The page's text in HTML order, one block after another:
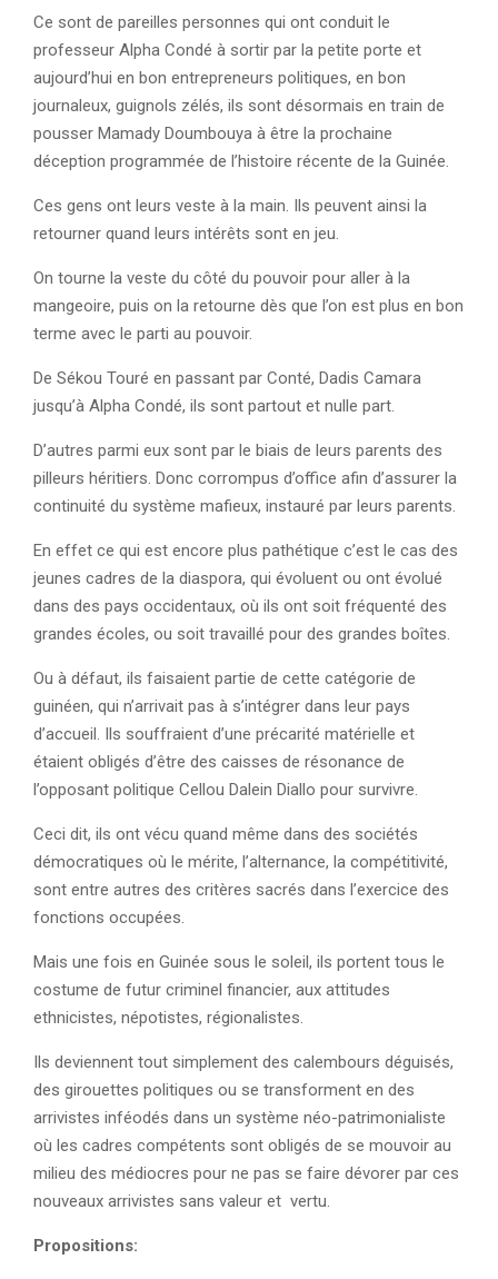
Ce sont de pareilles personnes qui ont conduit le
professeur Alpha Condé à sortir par la petite porte et
aujourd’hui en bon entrepreneurs politiques, en bon
journaleux, guignols zélés, ils sont désormais en train de
pousser Mamady Doumbouya à être la prochaine
déception programmée de l’histoire récente de la Guinée.
Ces gens ont leurs veste à la main. Ils peuvent ainsi la
retourner quand leurs intérêts sont en jeu.
On tourne la veste du côté du pouvoir pour aller à la
mangeoire, puis on la retourne dès que l’on est plus en bon
terme avec le parti au pouvoir.
De Sékou Touré en passant par Conté, Dadis Camara
jusqu’à Alpha Condé, ils sont partout et nulle part.
D’autres parmi eux sont par le biais de leurs parents des
pilleurs héritiers. Donc corrompus d’office afin d’assurer la
continuité du système mafieux, instauré par leurs parents.
En effet ce qui est encore plus pathétique c’est le cas des
jeunes cadres de la diaspora, qui évoluent ou ont évolué
dans des pays occidentaux, où ils ont soit fréquenté des
grandes écoles, ou soit travaillé pour des grandes boîtes.
Ou à défaut, ils faisaient partie de cette catégorie de
guinéen, qui n’arrivait pas à s’intégrer dans leur pays
d’accueil. Ils souffraient d’une précarité matérielle et
étaient obligés d’être des caisses de résonance de
l’opposant politique Cellou Dalein Diallo pour survivre.
Ceci dit, ils ont vécu quand même dans des sociétés
démocratiques où le mérite, l’alternance, la compétitivité,
sont entre autres des critères sacrés dans l’exercice des
fonctions occupées.
Mais une fois en Guinée sous le soleil, ils portent tous le
costume de futur criminel financier, aux attitudes
ethnicistes, népotistes, régionalistes.
Ils deviennent tout simplement des calembours déguisés,
des girouettes politiques ou se transforment en des
arrivistes inféodés dans un système néo-patrimonialiste
où les cadres compétents sont obligés de se mouvoir au
milieu des médiocres pour ne pas se faire dévorer par ces
nouveaux arrivistes sans valeur et vertu.
Propositions: